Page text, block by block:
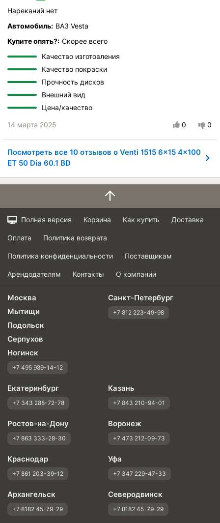
Нареканий нет
Автомобиль: ВАЗ Vesta
Купите опять?: Скорее всего
Качество изготовления
Качество покраски
Прочность дисков
Внешний вид
Цена/качество
14 марта 2025 0 0
Посмотреть все 10 отзывов о Venti 1515 6x15 4x100
ET 50 Dia 60.1 BD
Полная версия Корзина Как купить Доставка
Оплата Политика возврата
Политика конфиденциальности Поставщикам
Арендодателям Контакты О компании
Москва
Мытищи
Подольск
Серпухов
Ногинск
+7 495 989-14-12
Санкт-Петербург
+7 812 223-49-98
Екатеринбург
+7 343 288-72-78
Казань
+7 843 210-94-01
Ростов-на-Дону
+7 863 333-28-30
Воронеж
+7 473 212-09-73
Краснодар
+7 861 203-39-12
Уфа
+7 347 229-47-33
Архангельск
+7 8182 45-79-29
Северодвинск
+7 8182 45-79-29